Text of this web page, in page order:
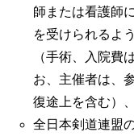
師または看護師
を受けられるよ
（手術、入院費
お、主催者は、
復途上を含む）
全日本剣道連盟